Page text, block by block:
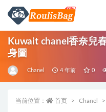
Kuwait chanel香奈兒
身圖
Chanel 4 年前 0
当前位置： 首页 Chanel